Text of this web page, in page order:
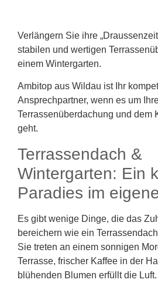
Verlängern Sie ihre
stabilen und wertigen
einem Wintergarten.
Ambitop aus Wildau ist Ihr
Ansprechpartner, wenn es um
Terrassenüberdachung und dem
geht.
Terrassendach &
Wintergarten: Ein
Paradies im
Es gibt wenige Dinge, die das
bereichern wie ein
Sie treten an einem sonnigen
Terrasse, frischer Kaffee in der
blühenden Blumen erfüllt die